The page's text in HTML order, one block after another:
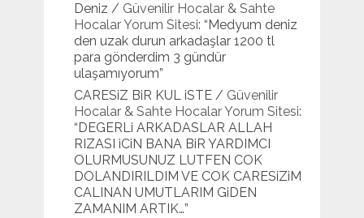
Deniz / Güvenilir Hocalar & Sahte
Hocalar Yorum Sitesi: “ Medyum deniz
den uzak durun arkadaşlar 1200 tl
para gönderdim 3 gündür
ulaşamıyorum”
CARESiZ BiR KUL iSTE/ Güvenilir
Hocalar & Sahte Hocalar Yorum Sitesi:
“ DEGERLi ARKADASLAR ALLAH
RIZASI iCiN BANA BiR YARDIMCI
OLURMUSUNUZ LUTFEN COK
DOLANDIRILDIM VE COK CARESiZiM
CALINAN UMUTLARIM GiDEN
ZAMANIM ARTIK…”